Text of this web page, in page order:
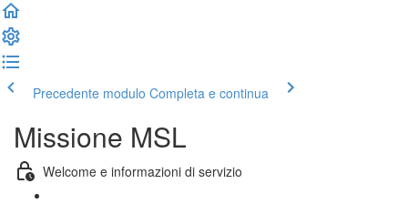
Precedente modulo Completa e continua
Missione MSL
Welcome e informazioni di servizio